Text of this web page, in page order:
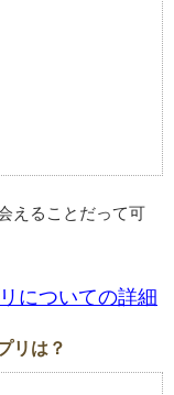
えることだって可
についての詳細
リは？